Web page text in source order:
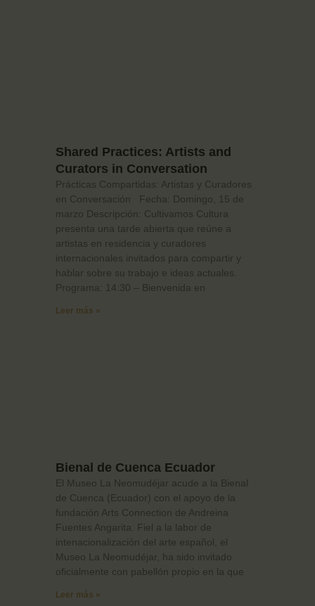
Shared Practices: Artists and
Curators in Conversation
Prácticas Compartidas: Artistas y Curadores
en Conversación Fecha: Domingo, 15 de
marzo Descripción: Cultivamos Cultura
presenta una tarde abierta que reúne a
artistas en residencia y curadores
internacionales invitados para compartir y
hablar sobre su trabajo e ideas actuales.
Programa: 14:30 – Bienvenida en
Leer más »
Bienal de Cuenca Ecuador
El Museo La Neomudéjar acude a la Bienal
de Cuenca (Ecuador) con el apoyo de la
fundación Arts Connection de Andreina
Fuentes Angarita. Fiel a la labor de
intenacionalización del arte español, el
Museo La Neomudéjar, ha sido invitado
oficialmente con pabellón propio en la que
Leer más »